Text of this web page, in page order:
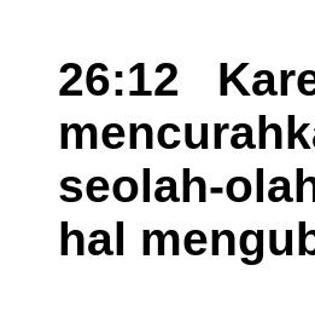
26:12
seolah-
hal